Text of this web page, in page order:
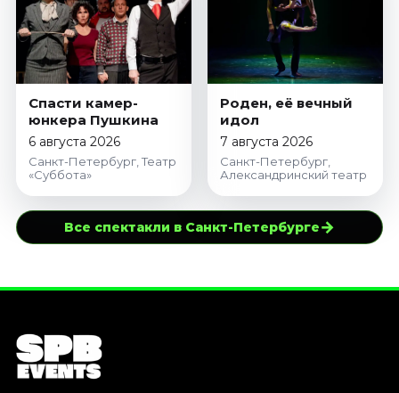
Спасти камер-
юнкера Пушкина
6 августа 2026
Санкт-Петербург, Театр
«Суббота»
Роден, её вечный
идол
7 августа 2026
Санкт-Петербург,
Александринский театр
Все спектакли в Санкт-Петербурге→